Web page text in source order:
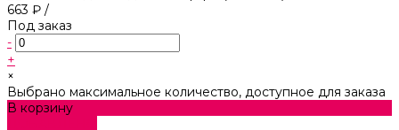
663 ₽ /
Под заказ
-
+
×
Выбрано максимальное количество, доступное для заказа
В корзину